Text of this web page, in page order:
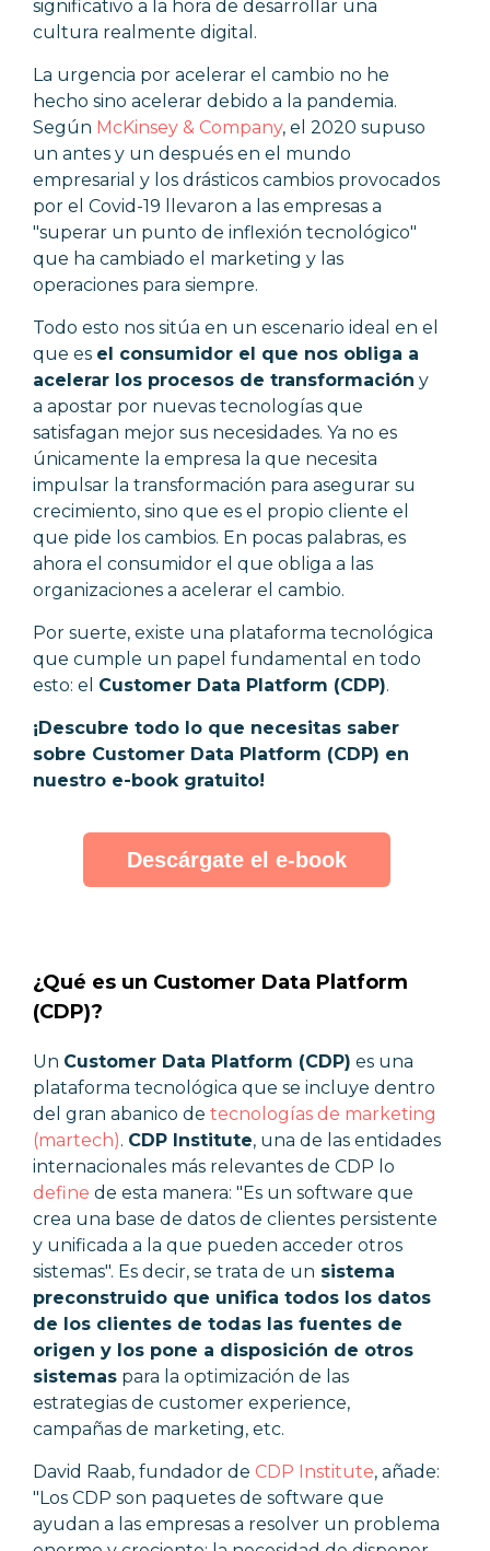
significativo a la hora de desarrollar una
cultura realmente digital.
La urgencia por acelerar el cambio no he
hecho sino acelerar debido a la pandemia.
Según McKinsey & Company, el 2020 supuso
un antes y un después en el mundo
empresarial y los drásticos cambios provocados
por el Covid-19 llevaron a las empresas a
"superar un punto de inflexión tecnológico"
que ha cambiado el marketing y las
operaciones para siempre.
Todo esto nos sitúa en un escenario ideal en el
que es el consumidor el que nos obliga a
acelerar los procesos de transformación y
a apostar por nuevas tecnologías que
satisfagan mejor sus necesidades. Ya no es
únicamente la empresa la que necesita
impulsar la transformación para asegurar su
crecimiento, sino que es el propio cliente el
que pide los cambios. En pocas palabras, es
ahora el consumidor el que obliga a las
organizaciones a acelerar el cambio.
Por suerte, existe una plataforma tecnológica
que cumple un papel fundamental en todo
esto: el Customer Data Platform (CDP).
¡Descubre todo lo que necesitas saber
sobre Customer Data Platform (CDP) en
nuestro e-book gratuito!
Descárgate el e-book
¿Qué es un Customer Data Platform
(CDP)?
Un Customer Data Platform (CDP) es una
plataforma tecnológica que se incluye dentro
del gran abanico de tecnologías de marketing
(martech). CDP Institute, una de las entidades
internacionales más relevantes de CDP lo
define de esta manera: "Es un software que
crea una base de datos de clientes persistente
y unificada a la que pueden acceder otros
sistemas". Es decir, se trata de un sistema
preconstruido que unifica todos los datos
de los clientes de todas las fuentes de
origen y los pone a disposición de otros
sistemas para la optimización de las
estrategias de customer experience,
campañas de marketing, etc.
David Raab, fundador de CDP Institute, añade:
"Los CDP son paquetes de software que
ayudan a las empresas a resolver un problema